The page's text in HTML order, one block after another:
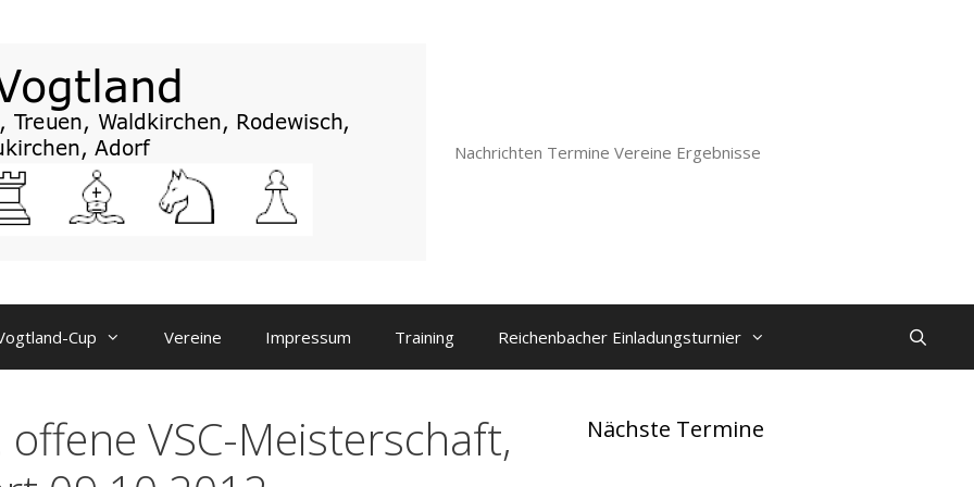
Nachrichten Termine Vereine Ergebnisse
Cup Vereine Impressum Training Reichenbacher Einladungsturnier
offene VSC-Meisterschaft,
Nächste Termine